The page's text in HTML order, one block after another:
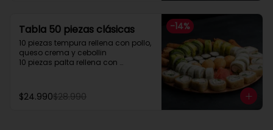
-14%
Tabla 50 piezas clásicas
10 piezas tempura rellena con pollo,
queso crema y cebollin
10 piezas palta rellena con
palta y cebollin
4 gyosas pollo y cerdo
$24.990$28.990